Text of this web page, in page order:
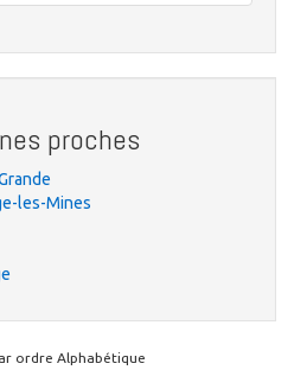
proches
les-Mines
ordre Alphabétique